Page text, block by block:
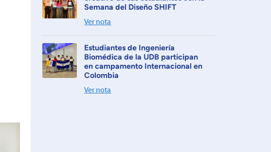
Semana del Diseño SHIFT
Ver nota
Estudiantes de Ingeniería
Biomédica de la UDB participan
en campamento Internacional en
Colombia
Ver nota